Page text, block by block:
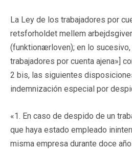
La Ley de los trabajadores por
retsforholdet mellem
(funktionærloven); en lo
trabajadores por cuenta ajena»]
2 bis, las siguientes
indemnización especial por
«1. En caso de despido de un
que haya estado empleado
misma empresa durante doce